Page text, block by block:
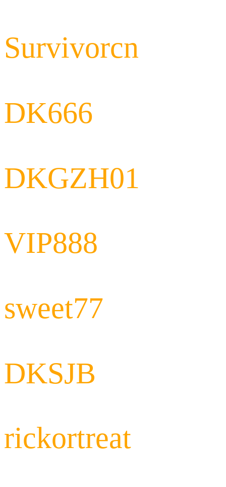
Survivorcn
DK666
DKGZH01
VIP888
sweet77
DKSJB
rickortreat